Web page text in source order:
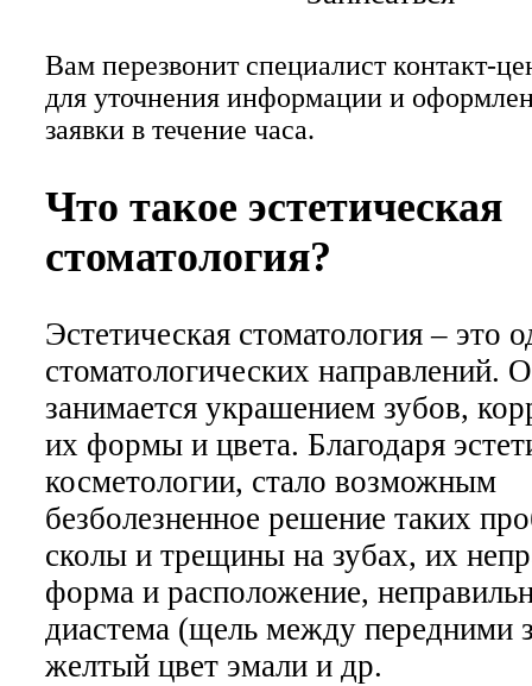
Вам перезвонит специалист контакт-
для уточнения информации и
заявки в течение часа.
Что такое эстетическая
стоматология?
Эстетическая стоматология – это
стоматологических направлений.
занимается украшением зубов,
их формы и цвета. Благодаря
косметологии, стало возможным
безболезненное решение таких
сколы и трещины на зубах, их
форма и расположение,
диастема (щель между передними
желтый цвет эмали и др.